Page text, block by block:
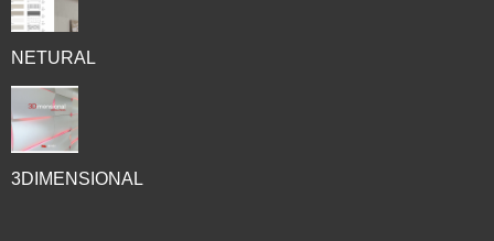
NETURAL
3DIMENSIONAL